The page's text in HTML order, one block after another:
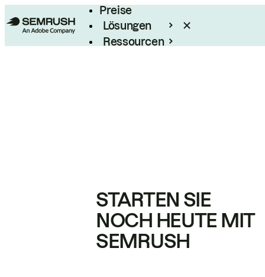
Preise
Lösungen
Ressourcen
STARTEN SIE
NOCH HEUTE MIT
SEMRUSH